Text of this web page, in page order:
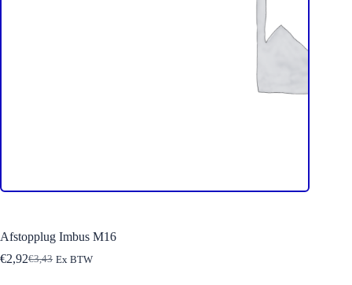
Afstopplug Imbus M16
€3,43
Oorspronkelijke
€2,92HuidigeEx BTW